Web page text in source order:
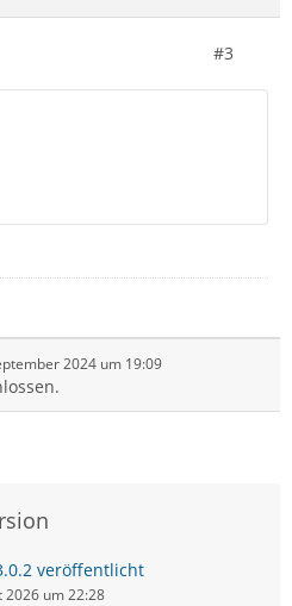
#3
2024 um 19:09
veröffentlicht
2026 um 22:28